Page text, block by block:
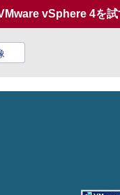
vSphere 4を試